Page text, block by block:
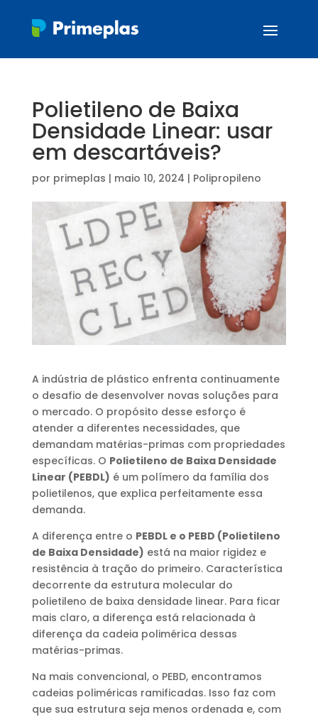
Polietileno de Baixa
Densidade Linear: usar
em descartáveis?
por primeplas | maio 10, 2024 | Polipropileno
A indústria de plástico enfrenta continuamente
o desafio de desenvolver novas soluções para
o mercado. O propósito desse esforço é
atender a diferentes necessidades, que
demandam matérias-primas com propriedades
específicas. O Polietileno de Baixa Densidade
Linear (PEBDL) é um polímero da família dos
polietilenos, que explica perfeitamente essa
demanda.
A diferença entre o PEBDL e o PEBD (Polietileno
de Baixa Densidade) está na maior rigidez e
resistência à tração do primeiro. Característica
decorrente da estrutura molecular do
polietileno de baixa densidade linear. Para ficar
mais claro, a diferença está relacionada à
diferença da cadeia polimérica dessas
matérias-primas.
Na mais convencional, o PEBD, encontramos
cadeias poliméricas ramificadas. Isso faz com
que sua estrutura seja menos ordenada e, com